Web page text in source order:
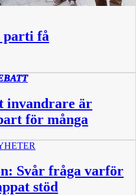
parti få
invandrare är
för många
Svår fråga varför
stöd